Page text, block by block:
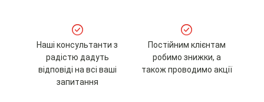
Наші консультанти з
радістю дадуть
відповіді на всі ваші
запитання
Постійним клієнтам
робимо знижки, а
також проводимо акції